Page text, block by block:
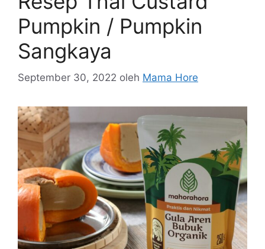
Pumpkin / Pumpkin
Sangkaya
September 30, 2022 oleh Mama Hore